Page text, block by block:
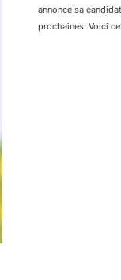
annonce sa
prochaines. Voici